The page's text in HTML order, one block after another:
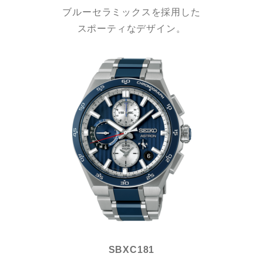
ブルーセラミックスを採用した
スポーティなデザイン。
SBXC181